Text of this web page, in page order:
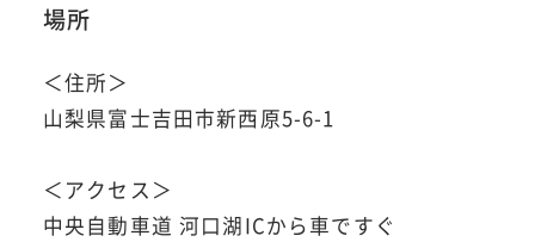
場所
＜住所＞
山梨県富士吉田市新西原5-6-1
＜アクセス＞
中央自動車道 河口湖ICから車ですぐ